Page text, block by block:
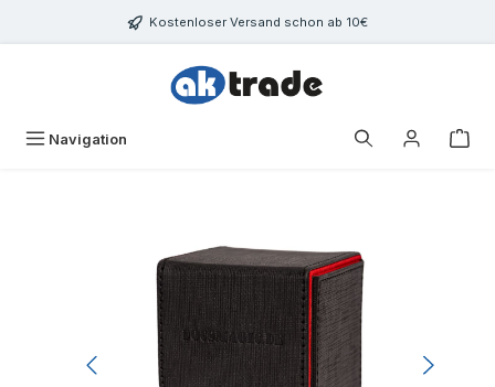
Zum Hauptinhalt springenKostenloser Versand schon ab 10€
Navigation
Bildergalerie überspringen